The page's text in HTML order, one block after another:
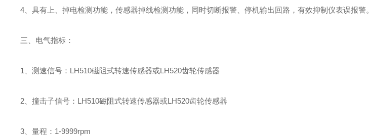
4 、具有上、掉电检测功能，传感器掉线检测功能，同时切断报警、停机输出回路，有效抑制仪表误报警。
三、电气指标：
1 、测速信号： LH510磁阻式转速传感器或LH520齿轮传感器
2 、撞击子信号： LH510磁阻式转速传感器或LH520齿轮传感器
3 、量程： 1-9999rpm